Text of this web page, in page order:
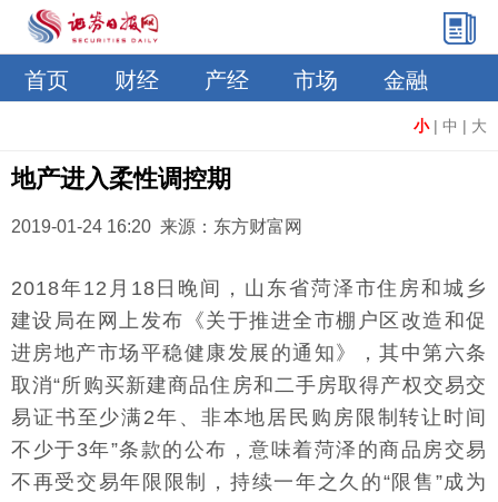
首页 财经 产经 市场 金融
小| 中 | 大
地产进入柔性调控期
2019-01-24 16:20 来源：东方财富网
2018年12月18日晚间，山东省菏泽市住房和城乡
建设局在网上发布《关于推进全市棚户区改造和促
进房地产市场平稳健康发展的通知》，其中第六条
取消“所购买新建商品住房和二手房取得产权交易交
易证书至少满2年、非本地居民购房限制转让时间
不少于3年”条款的公布，意味着菏泽的商品房交易
不再受交易年限限制，持续一年之久的“限售”成为